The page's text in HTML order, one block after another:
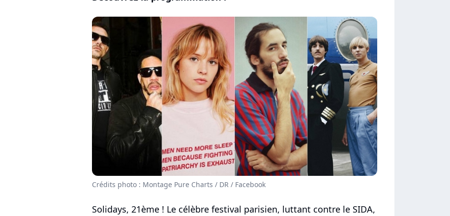
Crédits photo : Montage Pure Charts / DR / Facebook
Solidays, 21ème ! Le célèbre festival parisien, luttant contre le SIDA,